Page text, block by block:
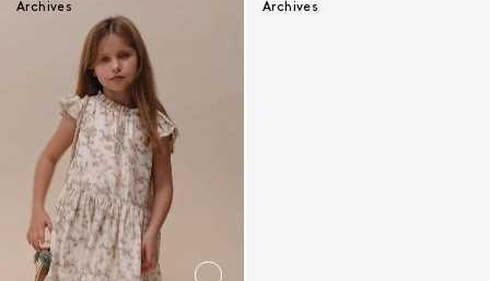
Archives Archives